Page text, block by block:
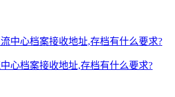
心档案接收地址,存档有什么要求?